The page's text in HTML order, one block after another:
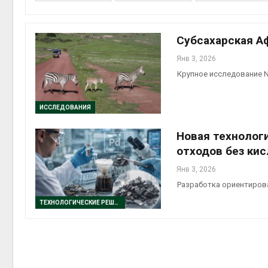
ИССЛЕДОВАНИЯ
Субсахарская
Янв 3, 2026
Крупное исследование
ТЕХНОЛОГИЧЕСКИЕ РЕШЕНИЯ
Новая
отходов без
Янв 3, 2026
Разработка
Авг 7,
Авг 6,